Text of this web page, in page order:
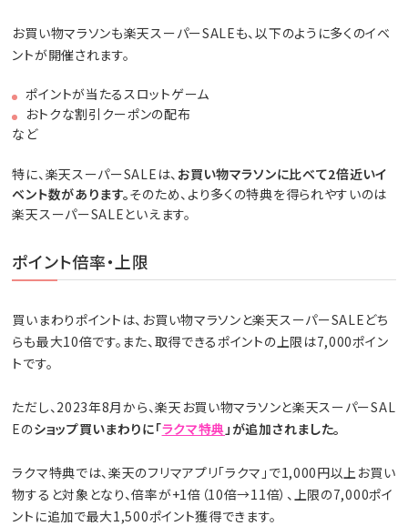
お買い物マラソンも楽天スーパーSALEも、以下のように多くのイベ
ントが開催されます。
ポイントが当たるスロットゲーム
おトクな割引クーポンの配布
など
特に、楽天スーパーSALEは、 お買い物マラソンに比べて2倍近いイ
ベント数があります。そのため、より多くの特典を得られやすいのは
楽天スーパーSALEといえます。
ポイント倍率・上限
買いまわりポイントは、お買い物マラソンと楽天スーパーSALEどち
らも最大10倍です。また、取得できるポイントの上限は7,000ポイン
トです。
ただし、2023年8月から、楽天お買い物マラソンと楽天スーパーSAL
Eのショップ買いまわりに「ラクマ特典 」が追加されました。
ラクマ特典では、楽天のフリマアプリ「ラクマ」で1,000円以上お買い
物すると対象となり、倍率が+1倍（10倍→11倍）、上限の7,000ポイ
ントに追加で最大1,500ポイント獲得できます。